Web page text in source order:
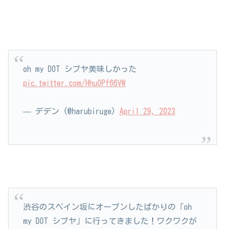
oh my DOT シブヤ美味しかった
pic.twitter.com/HhuOPf66VW
— デデン (@harubiruge) April 29, 2023
渋谷のスペイン坂にオープンしたばかりの「oh
my DOT シブヤ」に行ってきました！ワクワクが